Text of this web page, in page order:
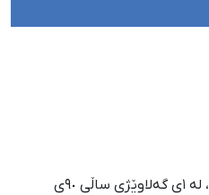
ئاژانسی هەواڵدەریی کوردستان، لە ١ی گەلاوێژی ساڵی ٩٠ی